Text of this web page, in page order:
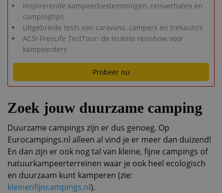
Inspirerende kampeerbestemmingen, reisverhalen en
campingtips
Uitgebreide tests van caravans, campers en trekauto's
ACSI FreeLife TestTour: de leukste reisshow voor
kampeerders
Probeer nu
Zoek jouw duurzame camping
Duurzame campings zijn er dus genoeg. Op
Eurocampings.nl alleen al vind je er meer dan duizend!
En dan zijn er ook nog tal van kleine, fijne campings of
natuurkampeerterreinen waar je ook heel ecologisch
en duurzaam kunt kamperen (zie:
kleinenfijncampings.nl).